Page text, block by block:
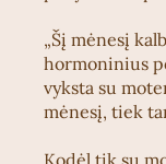
„Šį mėnesį
hormoninius
vyksta su
mėnesį, tiek
Kodėl tik su